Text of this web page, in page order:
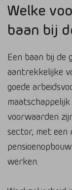
Welke
baan bij
Een baan bij de
aantrekkelijke
goede
voorwaarden
sector, met een
werken.